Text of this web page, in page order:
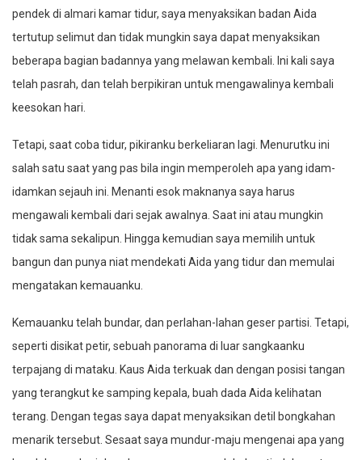
pendek di almari kamar tidur, saya menyaksikan badan Aida
tertutup selimut dan tidak mungkin saya dapat menyaksikan
beberapa bagian badannya yang melawan kembali. Ini kali saya
telah pasrah, dan telah berpikiran untuk mengawalinya kembali
keesokan hari.
Tetapi, saat coba tidur, pikiranku berkeliaran lagi. Menurutku ini
salah satu saat yang pas bila ingin memperoleh apa yang idam-
idamkan sejauh ini. Menanti esok maknanya saya harus
mengawali kembali dari sejak awalnya. Saat ini atau mungkin
tidak sama sekalipun. Hingga kemudian saya memilih untuk
bangun dan punya niat mendekati Aida yang tidur dan memulai
mengatakan kemauanku.
Kemauanku telah bundar, dan perlahan-lahan geser partisi. Tetapi,
seperti disikat petir, sebuah panorama di luar sangkaanku
terpajang di mataku. Kaus Aida terkuak dan dengan posisi tangan
yang terangkut ke samping kepala, buah dada Aida kelihatan
terang. Dengan tegas saya dapat menyaksikan detil bongkahan
menarik tersebut. Sesaat saya mundur-maju mengenai apa yang